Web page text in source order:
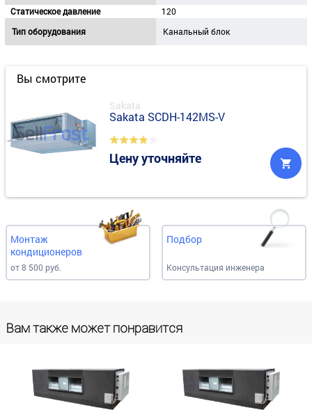
Статическое давление
120
Тип оборудования
Канальный блок
Вы смотрите
Sakata
Sakata SCDH-142MS-V
Цену уточняйте
Монтаж
кондиционеров
от 8 500 руб.
Подбор
Консультация инженера
Вам также может понравится